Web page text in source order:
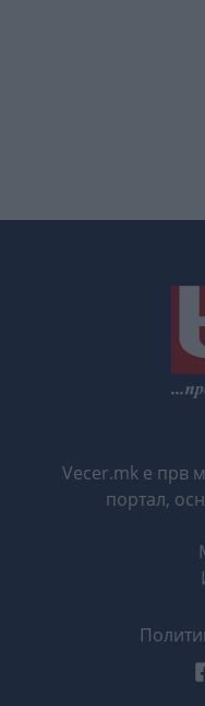
Vecer.mk е прв
портал,